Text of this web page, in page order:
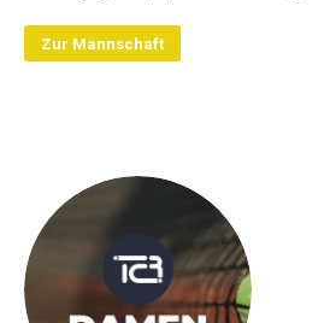
Zur Mannschaft